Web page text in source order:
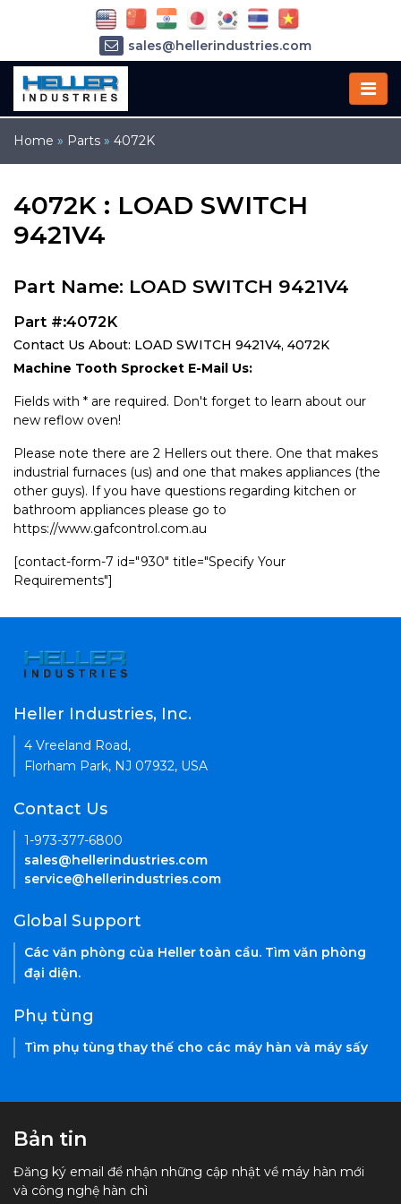
Home » Parts » 4072K
4072K : LOAD SWITCH
9421V4
Part Name: LOAD SWITCH 9421V4
Part #:4072K
Contact Us About: LOAD SWITCH 9421V4, 4072K
Machine Tooth Sprocket E-Mail Us:
Fields with * are required. Don't forget to learn about our
new reflow oven!
Please note there are 2 Hellers out there. One that makes
industrial furnaces (us) and one that makes appliances (the
other guys). If you have questions regarding kitchen or
bathroom appliances please go to
https://www.gafcontrol.com.au
[contact-form-7 id="930" title="Specify Your
Requirements"]
sales@hellerindustries.com
service@hellerindustries.com
Heller Industries, Inc.
4 Vreeland Road,
Florham Park, NJ 07932, USA
Contact Us
1-973-377-6800
sales@hellerindustries.com
service@hellerindustries.com
Global Support
Các văn phòng của Heller toàn cầu. Tìm văn phòng
đại diện.
Phụ tùng
Tìm phụ tùng thay thế cho các máy hàn và máy sấy
Bản tin
Đăng ký email để nhận những cập nhật về máy hàn mới
và công nghệ hàn chì